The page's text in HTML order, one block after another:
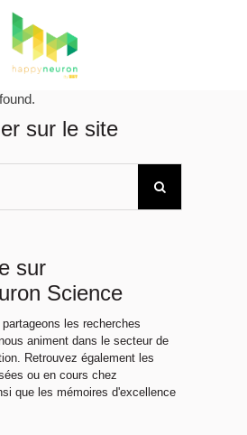
sur le site
sur
Science
les recherches
animent dans le secteur de
Retrouvez également les
ou en cours chez
que les mémoires d'excellence